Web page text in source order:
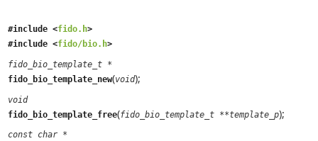
#include <fido.h>
#include <fido/bio.h>
fido_bio_template_t *
fido_bio_template_new(void);
void
fido_bio_template_free(fido_bio_template_t **template_p);
const char *